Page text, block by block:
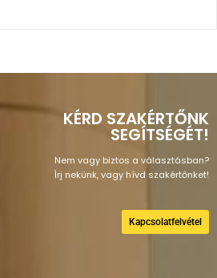
KÉRD SZAKÉRTŐNK
SEGÍTSÉGÉT!
Nem vagy biztos a választásban?
Írj nekünk, vagy hívd szakértőnket!
Kapcsolatfelvétel